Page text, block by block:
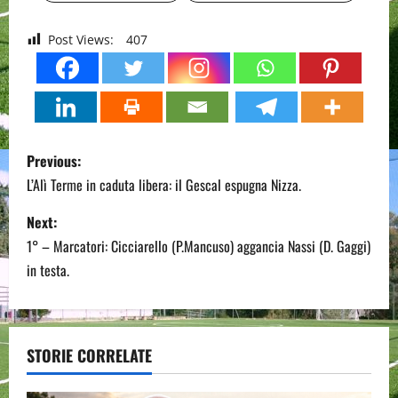
Post Views: 407
P
o
s
t
n
a
v
Previous:
L’Alì Terme in caduta libera: il Gescal espugna Nizza.
Next:
1° – Marcatori: Cicciarello (P.Mancuso) aggancia Nassi (D. Gaggi)
in testa.
STORIE CORRELATE